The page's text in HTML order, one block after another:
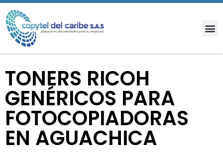
TONERS RICOH
GENÉRICOS PARA
FOTOCOPIADORAS
EN AGUACHICA